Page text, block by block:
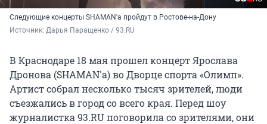
Следующие концерты SHAMAN'а пройдут в Ростове-на-Дону
Источник: Дарья Паращенко / 93.RU
В Краснодаре 18 мая прошел концерт Ярослава
Дронова (SHAMAN'а) во Дворце спорта «Олимп».
Артист собрал несколько тысяч зрителей, люди
съезжались в город со всего края. Перед шоу
журналистка 93.RU поговорила со зрителями, они